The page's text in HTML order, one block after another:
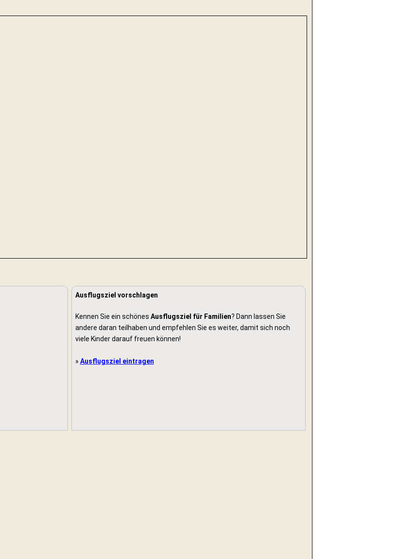
Ausflugsziel vorschlagen
Kennen Sie ein schönes Ausflugsziel für Familien? Dann lassen Sie
andere daran teilhaben und empfehlen Sie es weiter, damit sich noch
viele Kinder darauf freuen können!
» Ausflugsziel eintragen